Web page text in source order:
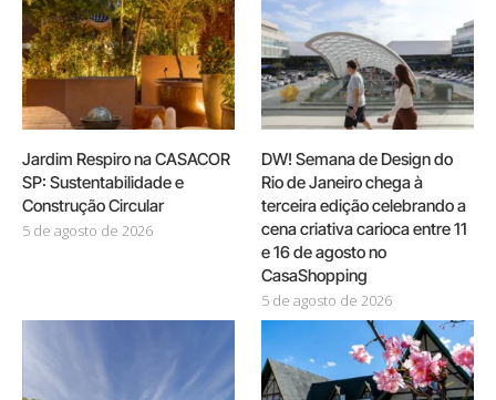
Jardim Respiro na CASACOR
SP: Sustentabilidade e
Construção Circular
5 de agosto de 2026
DW! Semana de Design do
Rio de Janeiro chega à
terceira edição celebrando a
cena criativa carioca entre 11
e 16 de agosto no
CasaShopping
5 de agosto de 2026